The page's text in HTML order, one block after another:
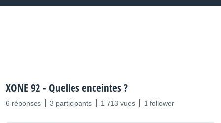
XONE 92 - Quelles enceintes ?
6 réponses 3 participants 1 713 vues 1 follower